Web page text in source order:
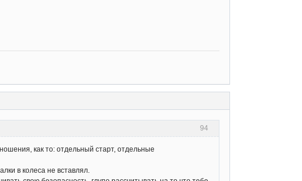
94
как то: отдельный старт, отдельные
в колеса не вставлял.